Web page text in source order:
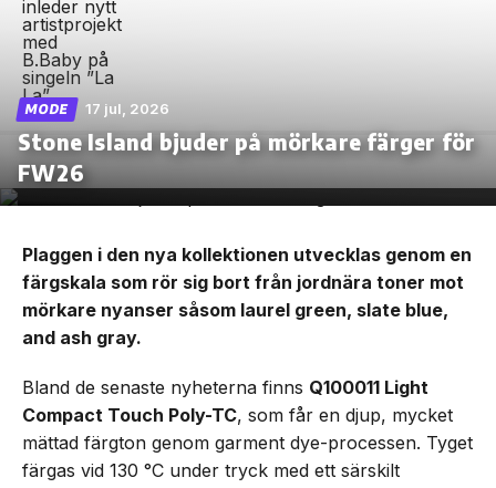
MODE 17 jul, 2026
Stone Island bjuder på mörkare färger för
FW26
Plaggen i den nya kollektionen utvecklas genom en
färgskala som rör sig bort från jordnära toner mot
mörkare nyanser såsom laurel green, slate blue,
and ash gray.
Bland de senaste nyheterna finns Q100011 Light
Compact Touch Poly-TC, som får en djup, mycket
mättad färgton genom garment dye-processen. Tyget
färgas vid 130 °C under tryck med ett särskilt